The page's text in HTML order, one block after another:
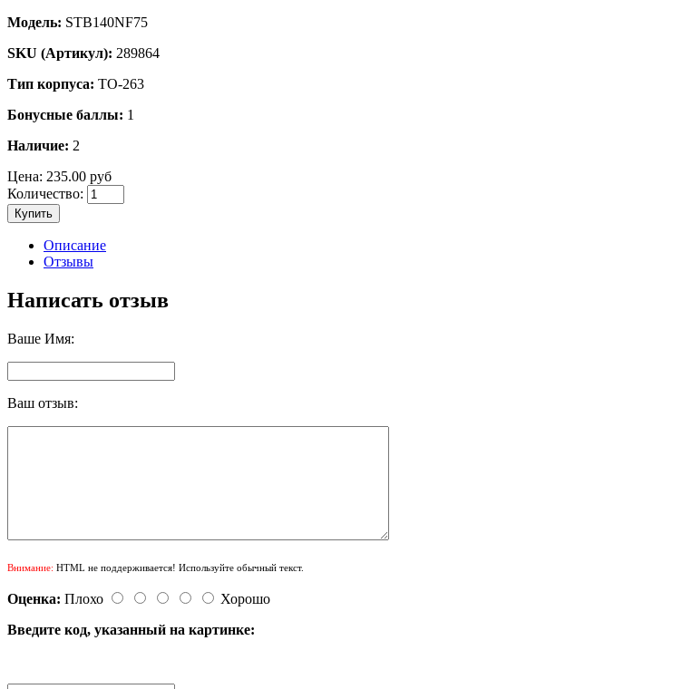
Модель: STB140NF75
SKU (Артикул): 289864
Тип корпуса: TO-263
Бонусные баллы: 1
Наличие: 2
Цена: 235.00 руб
Количество:
Купить
Описание
Отзывы
Написать отзыв
Ваше Имя:
Ваш отзыв:
Внимание: HTML не поддерживается! Используйте обычный текст.
Оценка: Плохо
Хорошо
Введите код, указанный на картинке: